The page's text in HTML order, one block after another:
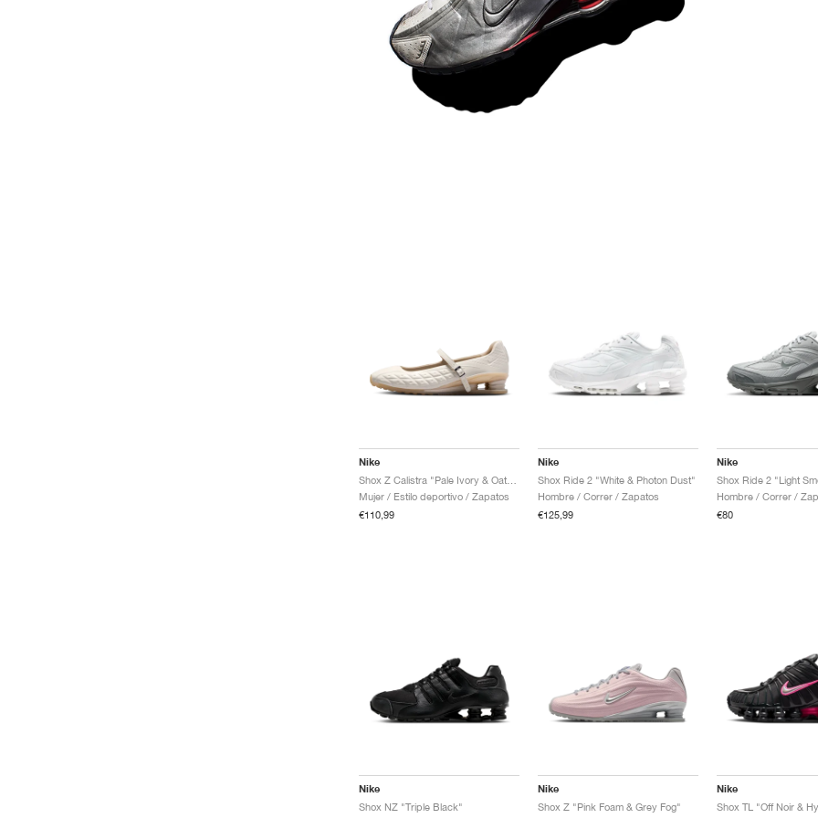
Nike
Mujer / Estilo deportivo / Zapatos
€110,99
Nike
Shox Ride 2 "White & Photon Dust"
Hombre / Correr / Zapatos
€125,99
Nike
Hombre / Correr /
€80
Nike
Shox NZ "Triple Black"
Nike
Shox Z "Pink Foam & Grey Fog"
Nike
Shox TL "Off Noir &